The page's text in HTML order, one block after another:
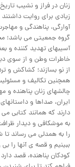
زنان در فراز و نشیب
زیادی برای روایت
آوارگی، پناهندگی و
گروه جمعیتی می باشد؛
آسیبهای تهدید کننده و
خاطرات وطن و از سوی
از نو بسازند؛ کشاکش و
همچنین تکالیف و
چالشهای زنان پناهنده و
ایران، صداها و
دارند که همانند کتابی
به موشکافی و دیدار
را به همدلی می رساند تا
ببینیم و قصه ی آنها را
کودکان پناهنده، قصد